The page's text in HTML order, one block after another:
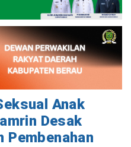
Anak
Desak
Pembenahan